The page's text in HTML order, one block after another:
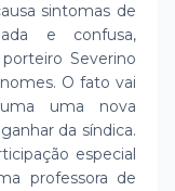
sintomas de
e confusa,
Severino
O fato vai
uma nova
da síndica.
especial
professora de